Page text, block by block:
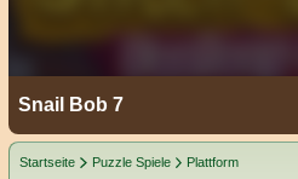
Snail Bob 7
Startseite Puzzle Spiele Plattform